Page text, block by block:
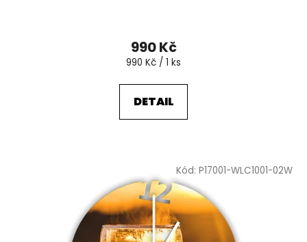
990 Kč
Měrná
990 Kč / 1 ks
DETAIL
Kód: P17001-WLC1001-02W